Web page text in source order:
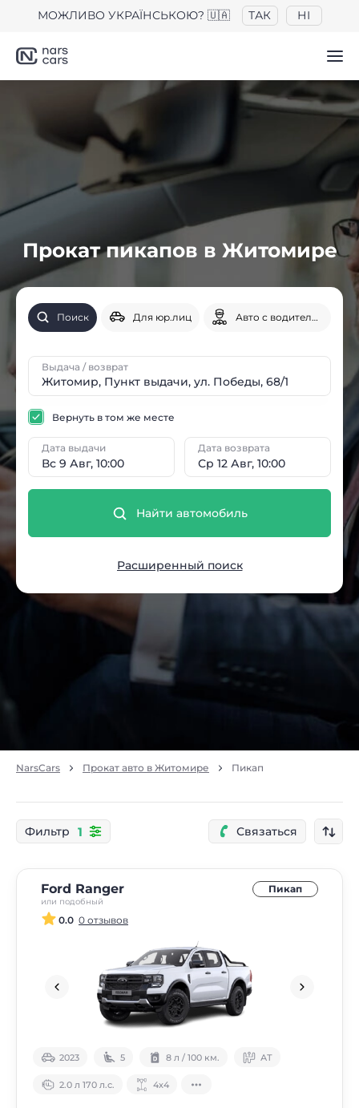
МОЖЛИВО УКРАЇНСЬКОЮ? 🇺🇦 ТАК НІ
Прокат пикапов в Житомире
Поиск Для юр.лиц Авто с водителем
Выдача / возврат
Вс 9 Авг, 10:00
Дата выдачи
Ср 12 Авг, 10:00
Дата возврата
Вернуть в том же месте
Найти автомобиль
Расширенный поиск
NarsCars Прокат авто в Житомире Пикап
Фильтр 1 Связаться
Ford Ranger
или подобный
Пикап
0.0 0 отзывов
2023 5 8 л / 100 км. АТ
2.0 л 170 л.с. 4х4